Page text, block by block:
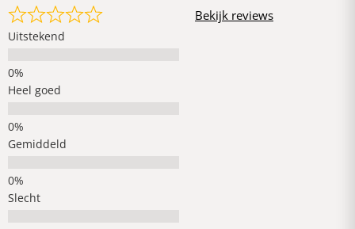
Uitstekend
Heel goed
Gemiddeld
Slecht
Bekijk reviews